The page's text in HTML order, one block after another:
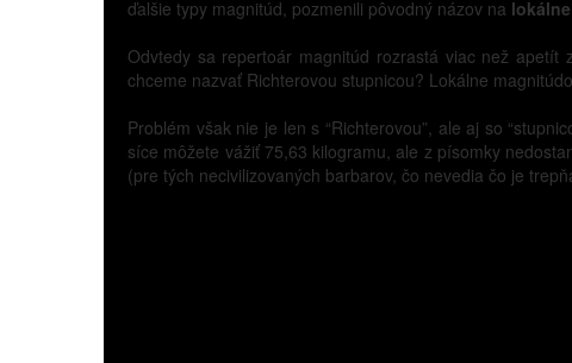
ďalšie typy magnitúd, pozmenili pôvodný názov na
Odvtedy sa repertoár magnitúd rozrastá viac než
chceme nazvať Richterovou stupnicou? Lokálne
Problém však nie je len s “Richterovou”, ale aj so
síce môžete vážiť 75,63 kilogramu, ale z písomky
(pre tých necivilizovaných barbarov, čo nevedia čo je